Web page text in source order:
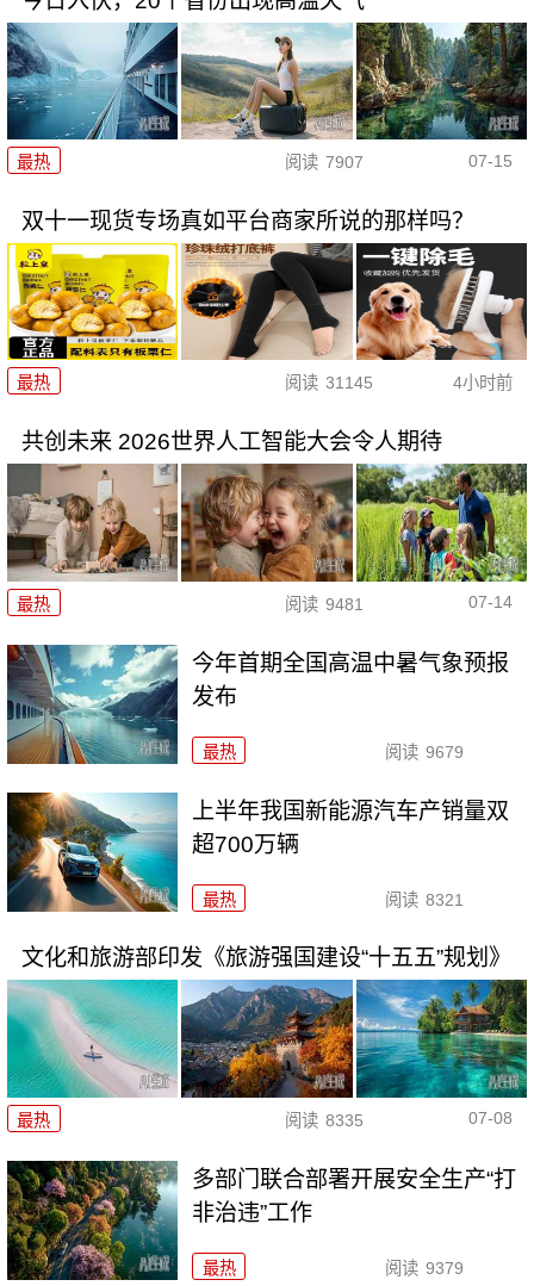
最热 阅读 7907 07-15
双十一现货专场真如平台商家所说的那样吗？
最热 阅读 31145 4小时前
共创未来 2026世界人工智能大会令人期待
最热 阅读 9481 07-14
今年首期全国高温中暑气象预报
发布
最热 阅读 9679
上半年我国新能源汽车产销量双
超700万辆
最热 阅读 8321
文化和旅游部印发《旅游强国建设“十五五”规划》
最热 阅读 8335 07-08
多部门联合部署开展安全生产“打
非治违”工作
最热 阅读 9379